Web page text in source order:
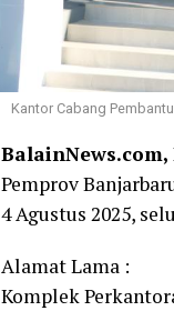
Kantor Cabang
BalainNews.com,
Pemprov
4 Agustus 2025,
Alamat Lama :
Komplek